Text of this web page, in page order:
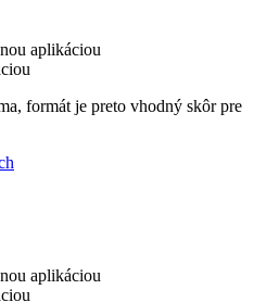
aplikáciou
formát je preto vhodný skôr pre
aplikáciou